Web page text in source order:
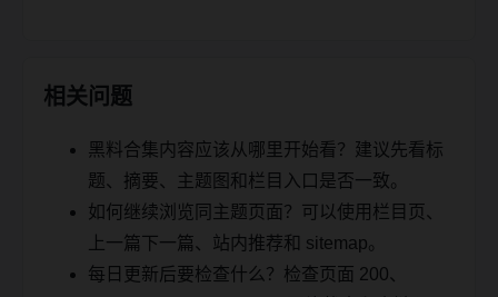
相关问题
黑料合集内容应该从哪里开始看？建议先看标
题、摘要、主题图和栏目入口是否一致。
如何继续浏览同主题页面？可以使用栏目页、
上一篇下一篇、站内推荐和 sitemap。
每日更新后要检查什么？检查页面 200、